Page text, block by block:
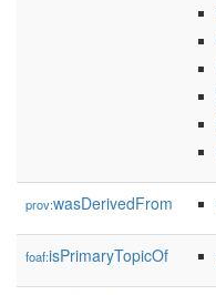
prov:wasDerivedFrom
foaf:isPrimaryTopicOf